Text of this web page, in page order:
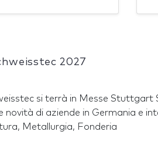
2027
si terrà in Messe
novità di aziende in Germania e
Metallurgia, Fonderia